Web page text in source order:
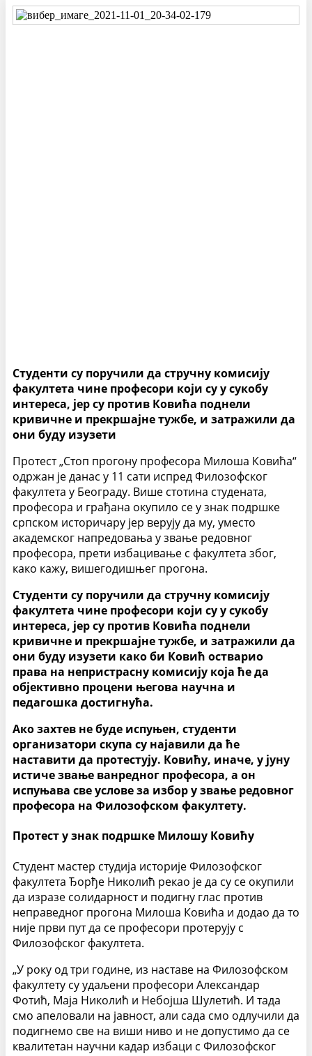
Студенти су поручили да стручну комисију
факултета чине професори који су у сукобу
интереса, јер су против Ковића поднели
кривичне и прекршајне тужбе, и затражили да
они буду изузети
Протест „Стоп прогону професора Милоша Ковића“
одржан је данас у 11 сати испред Филозофског
факултета у Београду. Више стотина студената,
професора и грађана окупило се у знак подршке
српском историчару јер верују да му, уместо
академског напредовања у звање редовног
професора, прети избацивање с факултета због,
како кажу, вишегодишњег прогона.
Студенти су поручили да стручну комисију
факултета чине професори који су у сукобу
интереса, јер су против Ковића поднели
кривичне и прекршајне тужбе, и затражили да
они буду изузети како би Ковић остварио
права на непристрасну комисију која ће да
објективно процени његова научна и
педагошка достигнућа.
Ако захтев не буде испуњен, студенти
организатори скупа су најавили да ће
наставити да протестују. Ковићу, иначе, у јуну
истиче звање ванредног професора, а он
испуњава све услове за избор у звање редовног
професора на Филозофском факултету.
Протест у знак подршке Милошу Ковићу
Студент мастер студија историје Филозофског
факултета Ђорђе Николић рекао је да су се окупили
да изразе солидарност и подигну глас против
неправедног прогона Милоша Ковића и додао да то
није први пут да се професори протерују с
Филозофског факултета.
„У року од три године, из наставе на Филозофском
факултету су удаљени професори Александар
Фотић, Маја Николић и Небојша Шулетић. И тада
смо апеловали на јавност, али сада смо одлучили да
подигнемо све на виши ниво и не допустимо да се
квалитетан научни кадар избаци с Филозофског